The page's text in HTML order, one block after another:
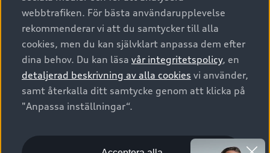
Audi Sport
Audi approved :plus - så gott som nya
Finansiering
Audi exclusive
Provkörning
Garantier
Försäkring
Digitala manualer för din Audi
Audi Collection – livsstilsartiklar
Vanliga frågor
2G/3G nätet stängs ned - Hur påverkas min bil av detta?
Business lease online
Företagsleasing
Kontakta oss
Audi Återförsäljare/-serviceverkstad
myAudi
Pressmeddelanden
Nyhetsbrev
© 2026 AUDI SVERIGE. All Rights Reserved.
Utgivare Juridiskt
Juridiskt Audi AG
Juridiskt Audi Digital Giveaway
Anpassa inställningar för cookies
webbtrafiken. För bästa användarupplevelse
rekommenderar vi att du samtycker till alla
cookies, men du kan självklart anpassa dem efter
dina behov. Du kan läsa vår integritetspolicy, en
detaljerad beskrivning av alla cookies vi använder,
samt återkalla ditt samtycke genom att klicka på
"Anpassa inställningar“.